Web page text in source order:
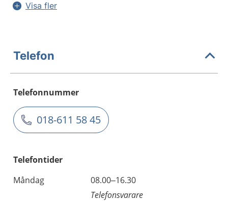
Visa fler
Telefon
Telefonnummer
018-611 58 45
Telefontider
Måndag
08.00–16.30
Telefonsvarare